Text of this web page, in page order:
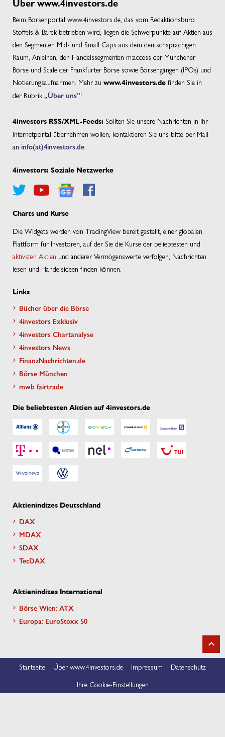
Über www.4investors.de
Beim Börsenportal www.4investors.de, das vom Redaktionsbüro
Stoffels & Barck betrieben wird, liegen die Schwerpunkte auf Aktien aus
den Segmenten Mid- und Small Caps aus dem deutschsprachigen
Raum, Anleihen, den Handelssegmenten m:access der Münchener
Börse und Scale der Frankfurter Börse sowie Börsengängen (IPOs) und
Notierungsaufnahmen. Mehr zu www.4investors.de finden Sie in
der Rubrik „Über uns”!
4investors RSS/XML-Feeds: Sollten Sie unsere Nachrichten in Ihr
Internetportal übernehmen wollen, kontaktieren Sie uns bitte per Mail
an info(at)4investors.de
4investors: Soziale Netzwerke
Charts und Kurse
Die Widgets werden von TradingView bereit gestellt, einer globalen
Plattform für Investoren, auf der Sie die Kurse der beliebtesten und
aktivsten Aktien und anderer Vermögenswerte verfolgen, Nachrichten
lesen und Handelsideen finden können.
Links
Bücher über die Börse
4investors Exklusiv
4investors Chartanalyse
4investors News
FinanzNachrichten.de
Börse München
mwb fairtrade
Die beliebtesten Aktien auf 4investors.de
Aktienindizes Deutschland
DAX
MDAX
SDAX
TecDAX
Aktienindizes International
Börse Wien: ATX
Europa: EuroStoxx 50
Startseite Über www.4investors.de Impressum
Datenschutz
Ihre Cookie-Einstellungen